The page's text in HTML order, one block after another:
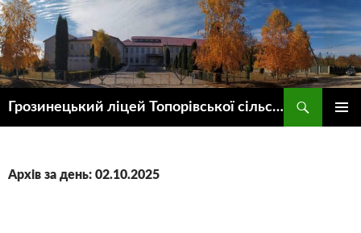
Грозинецький ліцей Топорівської сільської ради
Архів за день: 02.10.2025